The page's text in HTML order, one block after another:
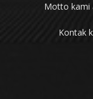
Motto kami
Kontak